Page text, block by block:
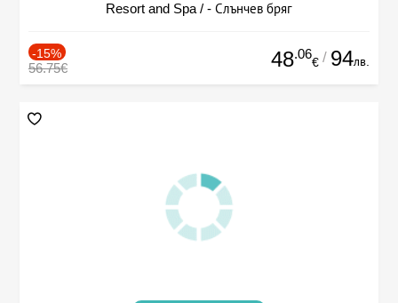
Resort and Spa / - Слънчев бряг
-15%
56.75€ 48.06
€ / 94лв.